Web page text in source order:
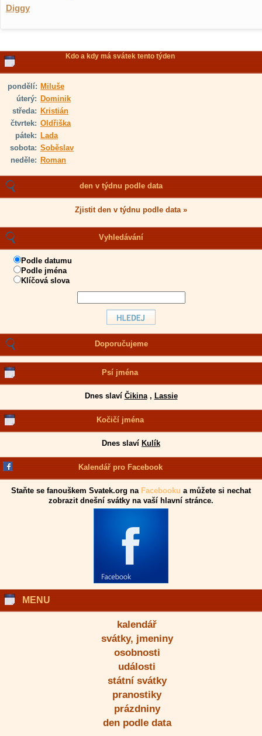
Diggy
Kdo a kdy má svátek tento týden
pondělí: Miluše
úterý: Dominik
středa: Kristián
čtvrtek: Oldřiška
pátek: Lada
sobota: Soběslav
neděle: Roman
den v týdnu podle data
Zjistit den v týdnu podle data »
Vyhledávání
Podle datumu
Podle jména
Klíčová slova
Doporučujeme
Psí jména
Dnes slaví Čikina, Lassie
Kočičí jména
Dnes slaví Kulík
Kalendář pro Facebook
Staňte se fanouškem Svatek.org na Facebooku a můžete si nechat
zobrazit dnešní svátky na vaší hlavní stránce.
MENU
kalendář
svátky, jmeniny
osobnosti
události
státní svátky
pranostiky
prázdniny
den podle data